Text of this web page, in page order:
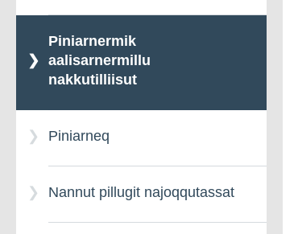
Pisassiissutit
Piniarnermik
aalisarnermillu
nakkutilliisut
Piniarneq
Nannut pillugit najoqqutassat